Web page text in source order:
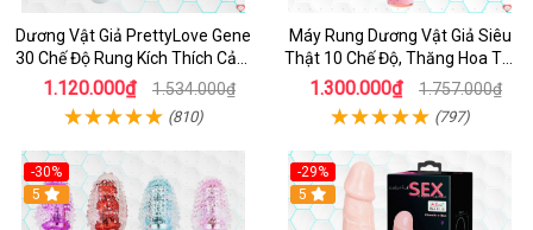
Dương Vật Giả PrettyLove Gene
30 Chế Độ Rung Kích Thích Cảm
Biến Âm Thanh
1.120.000₫ 1.534.000₫
(810)
Máy Rung Dương Vật Giả Siêu
Thật 10 Chế Độ, Thăng Hoa Tối
Ưu
1.300.000₫ 1.757.000₫
(797)
-30%
Hot
5
-29%
Hot
5